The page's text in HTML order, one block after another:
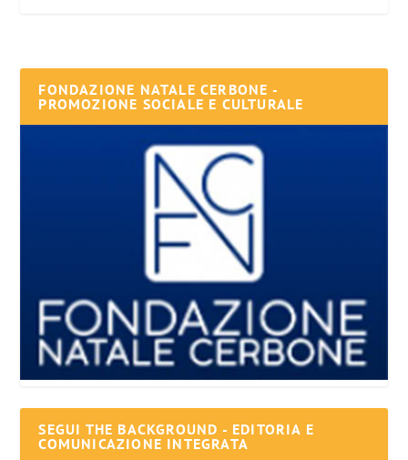
FONDAZIONE NATALE CERBONE -
PROMOZIONE SOCIALE E CULTURALE
SEGUI THE BACKGROUND - EDITORIA E
COMUNICAZIONE INTEGRATA